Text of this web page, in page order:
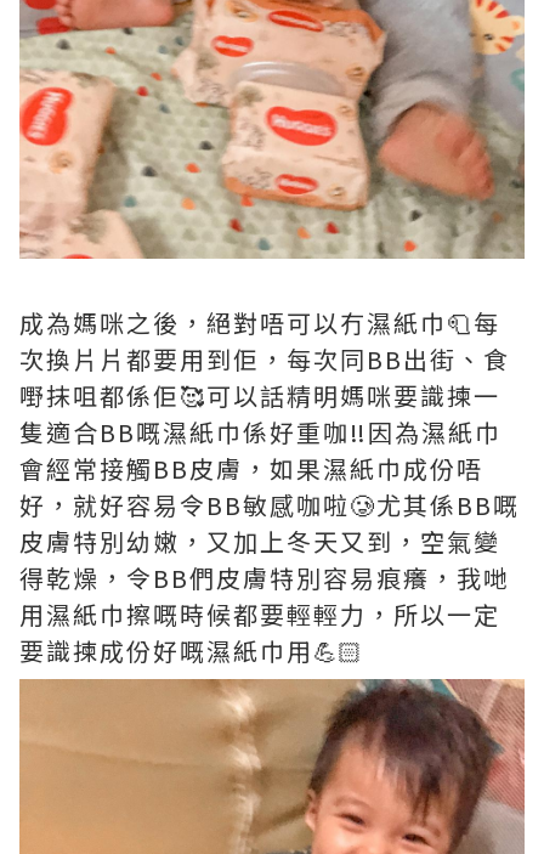
成為媽咪之後，絕對唔可以冇濕紙巾🧻每
次換片片都要用到佢，每次同BB出街、食
嘢抹咀都係佢🥰可以話精明媽咪要識揀一
隻適合BB嘅濕紙巾係好重咖‼️因為濕紙巾
會經常接觸BB皮膚，如果濕紙巾成份唔
好，就好容易令BB敏感咖啦🥲尤其係BB嘅
皮膚特別幼嫩，又加上冬天又到，空氣變
得乾燥，令BB們皮膚特別容易痕癢，我哋
用濕紙巾擦嘅時候都要輕輕力，所以一定
要識揀成份好嘅濕紙巾用💪🏻